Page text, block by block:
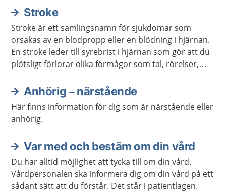
Stroke
Stroke är ett samlingsnamn för sjukdomar som
orsakas av en blodpropp eller en blödning i hjärnan.
En stroke leder till syrebrist i hjärnan som gör att du
plötsligt förlorar olika förmågor som tal, rörelser,
omedelbar vård på sjukhus. Ring genast 112 om du
själv eller någon i närheten har symtom som kan
bero på stroke.
Anhörig – närstående
Här finns information för dig som är närstående eller
anhörig.
Var med och bestäm om din vård
Du har alltid möjlighet att tycka till om din vård.
Vårdpersonalen ska informera dig om din vård på ett
sådant sätt att du förstår. Det står i patientlagen.